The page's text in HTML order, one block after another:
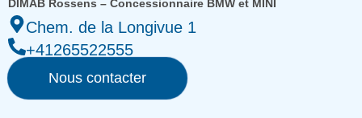
DIMAB Rossens – Concessionnaire BMW et MINI
Chem. de la Longivue 1
+41265522555
Nous contacter